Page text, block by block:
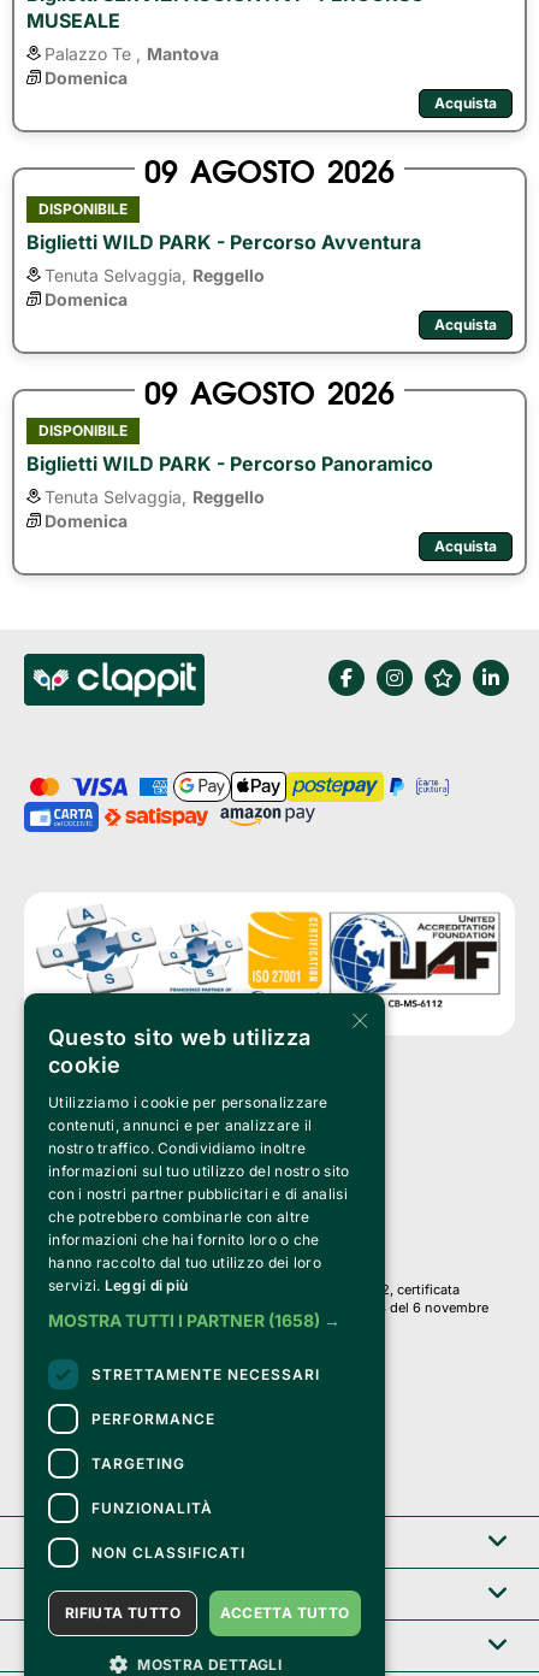
MUSEALE
Palazzo Te ,
Mantova
Domenica
Acquista
09 AGOSTO 2026
DISPONIBILE
Biglietti WILD PARK - Percorso Avventura
Tenuta Selvaggia,
Reggello
Domenica
Acquista
09 AGOSTO 2026
DISPONIBILE
Biglietti WILD PARK - Percorso Panoramico
Tenuta Selvaggia,
Reggello
Domenica
Acquista
Clappit è un marchio di proprietà di:
Bemils Srl
a Socio Unico
Via Fosse Ardeatine, 4 -20092 Cinisello Balsamo (MI)
PI 05589050961
Iscr. C.C.I.A.A. Milano R.E.A. 1833471
© 2010-2025 Bemils Srl - Tutti i diritti riservati
Credits:
Clappit è basato sulla piattaforma di biglietteria Belive 6.2, certificata
dall’Agenzia delle Entrate con protocollo n. 2025/445474 del 6 novembre
2025.
Su Clappit i tuoi acquisti ed i tuoi dati
sono sicuri e protetti da un certificato SSL
con crittografia a 128 bit.
Clappit
Help center
×
Questo sito web utilizza
cookie
Utilizziamo i cookie per personalizzare
contenuti, annunci e per analizzare il
nostro traffico. Condividiamo inoltre
informazioni sul tuo utilizzo del nostro sito
con i nostri partner pubblicitari e di analisi
che potrebbero combinarle con altre
informazioni che hai fornito loro o che
hanno raccolto dal tuo utilizzo dei loro
servizi. Leggi di più
MOSTRA TUTTI I PARTNER (1658) →
STRETTAMENTE NECESSARI
PERFORMANCE
TARGETING
FUNZIONALITÀ
NON CLASSIFICATI
ACCETTA TUTTO
RIFIUTA TUTTO
MOSTRA DETTAGLI